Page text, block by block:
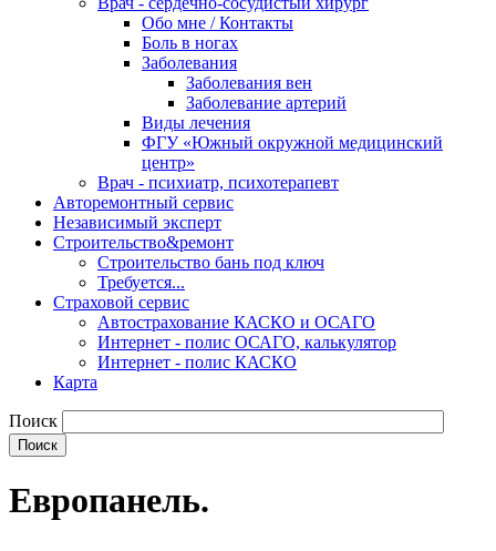
Обо мне / Контакты
Боль в ногах
Заболевания
Заболевания вен
Заболевание артерий
Виды лечения
ФГУ «Южный окружной медицинский
центр»
Врач - психиатр, психотерапевт
Авторемонтный сервис
Независимый эксперт
Строительство&ремонт
Строительство бань под ключ
Требуется...
Страховой сервис
Автострахование КАСКО и ОСАГО
Интернет - полис ОСАГО, калькулятор
Интернет - полис КАСКО
Карта
Поиск
Европанель.